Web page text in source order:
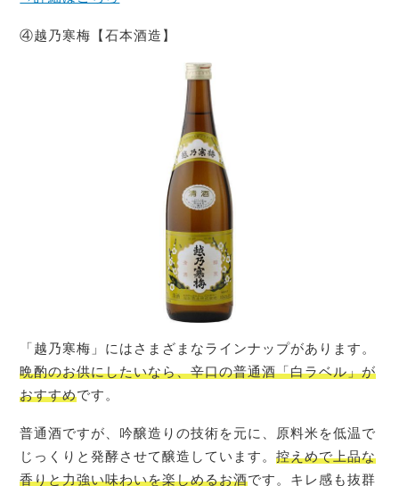
④越乃寒梅【石本酒造】
「越乃寒梅」にはさまざまなラインナップがあります。
晩酌のお供にしたいなら、辛口の普通酒「白ラベル」が
おすすめです。
普通酒ですが、吟醸造りの技術を元に、原料米を低温で
じっくりと発酵させて醸造しています。控えめで上品な
香りと力強い味わいを楽しめるお酒です。キレ感も抜群